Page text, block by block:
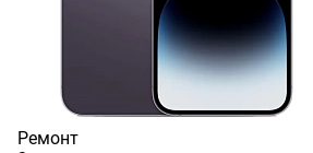
Ремонт